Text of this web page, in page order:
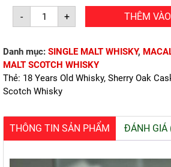
-
MACALLAN
SHERRY
CASK
(700ml/43%)
số
lượng
+ THÊM
Danh mục: SINGLE MALT WHISKY,
MALT SCOTCH WHISKY
Thẻ: 18 Years Old Whisky, Sherry Oak
Scotch Whisky
THÔNG TIN SẢN PHẨM ĐÁNH GIÁ